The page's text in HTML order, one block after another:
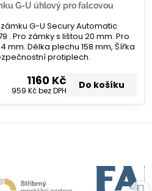
G-U úhlový pro falcovou
G-U Secury Automatic
. Pro zámky s lištou 20 mm. Pro
mm. Délka plechu 158 mm, Šířka
protiplech.
1160 Kč
959 Kčbez DPH Do košíku